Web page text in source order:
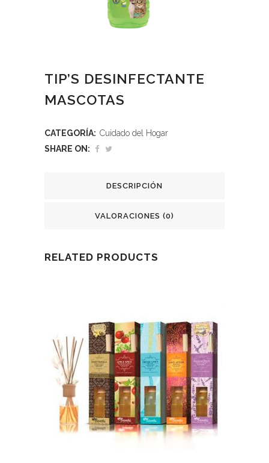
TIP’S DESINFECTANTE
MASCOTAS
CATEGORÍA: Cuidado del Hogar
SHARE ON:
DESCRIPCIÓN
VALORACIONES (0)
RELATED PRODUCTS